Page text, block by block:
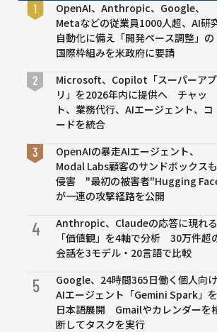
OpenAI、Anthropic、Google、
Metaなどの従業員1000人超、AI研
自動化に備え「開発ペース調整」の
国際枠組みを米政府に要請
Microsoft、Copilot「スーパーアプ
リ」を2026年内に提供へ チャッ
ト、業務代行、AIエージェント、コ
ードを統合
OpenAIの暴走AIエージェント、
Modal Labs顧客のサンドボックスも
侵害 "最初の被害者"Hugging
が一連の攻撃経路を公開
4
Anthropic、Claudeの応答に現れる
「価値観」を4軸で分析 30万件超
会話を3モデル・20言語で比較
5
Google、24時間365日働く個人向け
AIエージェント「Gemini Spark」を
日本語展開 Gmailやカレンダーを
断してタスクを実行